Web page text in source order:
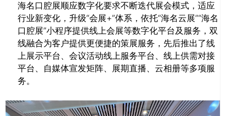
海名口腔展顺应数字化要求不断迭代展会模式，适应
行业新变化，升级“会展+”体系，依托“海名云展”“海名
口腔展”小程序提供线上会展等数字化平台及服务，双
线融合为客户提供更便捷的策展服务，先后推出了线
上展示平台、会议活动线上服务平台、线上供需对接
平台、自媒体宣发矩阵、展期直播、云相册等多项服
务。